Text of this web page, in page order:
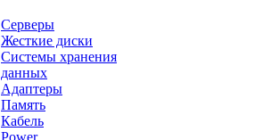
Серверы
Жесткие диски
Системы хранения
данных
Адаптеры
Память
Кабель